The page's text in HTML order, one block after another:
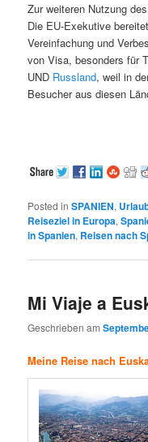
Zur weiteren Nutzung
Die EU-Exekutive
Vereinfachung und
von Visa, besonders für
UND Russland, weil in
Besucher aus diesen
Posted in SPANIEN,
Reiseziel in Europa,
in Spanien, Reisen nach
Mi Viaje a
Geschrieben am
Meine Reise nach